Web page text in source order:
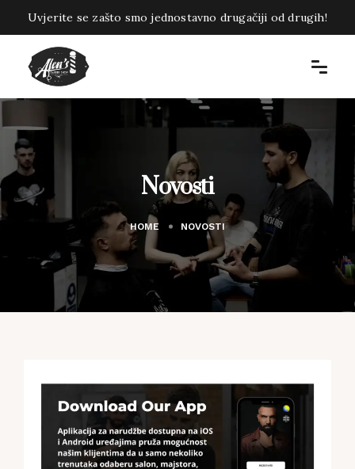
Uvjerite se zašto smo jednostavno drugačiji od drugih!
Novosti
HOME NOVOSTI